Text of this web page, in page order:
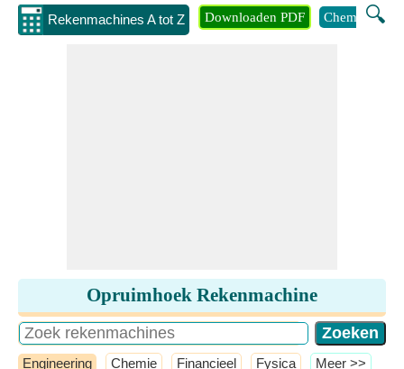
Rekenmachines A tot Z 🔍
Downloaden PDF Chemie
Opruimhoek Rekenmachine
Engineering Chemie Financieel Fysica ​Meer >>